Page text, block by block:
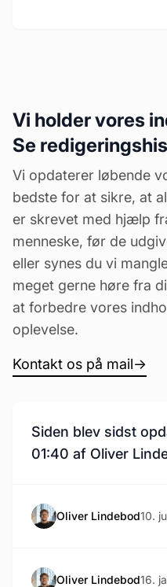
Vi holder vores
Se
Vi opdaterer løbende
bedste for at sikre, at
er skrevet med hjælp
menneske, før de
eller synes du vi
meget gerne høre fra
at forbedre vores
oplevelse.
Kontakt os på mail→
Siden blev sidst
01:40 af Oliver
Oliver Lindebod10.
Oliver Lindebod16.